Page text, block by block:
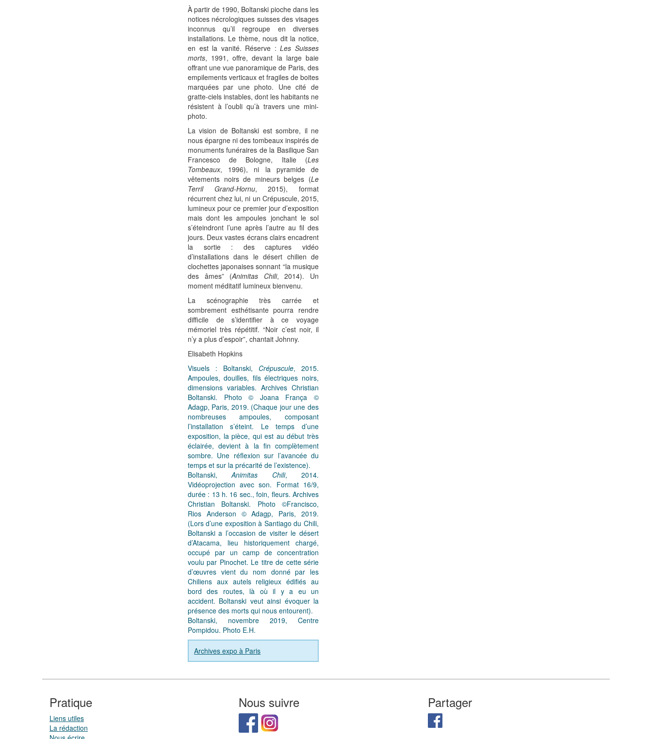
À partir de 1990, Boltanski pioche dans les
notices nécrologiques suisses des visages
inconnus qu’il regroupe en diverses
installations. Le thème, nous dit la notice,
en est la vanité. Réserve :Les Suisses
morts, 1991, offre, devant la large baie
offrant une vue panoramique de Paris, des
empilements verticaux et fragiles de boites
marquées par une photo. Une cité de
gratte-ciels instables, dont les habitants ne
résistent à l’oubli qu’à travers une mini-
photo.
La vision de Boltanski est sombre, il ne
nous épargne ni des tombeaux inspirés de
monuments funéraires de la Basilique San
Francesco de Bologne, Italie (Les
Tombeaux, 1996), ni la pyramide de
vêtements noirs de mineurs belges (Le
Terril Grand-Hornu, 2015), format
récurrent chez lui, ni un Crépuscule, 2015,
lumineux pour ce premier jour d’exposition
mais dont les ampoules jonchant le sol
s’éteindront l’une après l’autre au fil des
jours. Deux vastes écrans clairs encadrent
la sortie : des captures vidéo
d’installations dans le désert chilien de
clochettes japonaises sonnant “la musique
des âmes” (Animitas Chili, 2014). Un
moment méditatif lumineux bienvenu.
La scénographie très carrée et
sombrement esthétisante pourra rendre
difficile de s’identifier à ce voyage
mémoriel très répétitif. “Noir c’est noir, il
n’y a plus d’espoir”, chantait Johnny.
Elisabeth Hopkins
Visuels : Boltanski, Crépuscule, 2015.
Ampoules, douilles, fils électriques noirs,
dimensions variables. Archives Christian
Boltanski. Photo © Joana França ©
Adagp, Paris, 2019. (Chaque jour une des
nombreuses ampoules, composant
l’installation s’éteint. Le temps d’une
exposition, la pièce, qui est au début très
éclairée, devient à la fin complètement
sombre. Une réflexion sur l’avancée du
temps et sur la précarité de l’existence).
Boltanski,Animitas Chili, 2014.
Vidéoprojection avec son. Format 16/9,
durée : 13 h. 16 sec., foin, fleurs. Archives
Christian Boltanski. Photo ©Francisco,
Rios Anderson © Adagp, Paris, 2019.
(Lors d’une exposition à Santiago du Chili,
Boltanski a l’occasion de visiter le désert
d’Atacama, lieu historiquement chargé,
occupé par un camp de concentration
voulu par Pinochet. Le titre de cette série
d’œuvres vient du nom donné par les
Chiliens aux autels religieux édifiés au
bord des routes, là où il y a eu un
accident. Boltanski veut ainsi évoquer la
présence des morts qui nous entourent).
Boltanski, novembre 2019, Centre
Pompidou. Photo E.H.
Archives expo à Paris
Pratique
Liens utiles
La rédaction
Nous suivre Partager